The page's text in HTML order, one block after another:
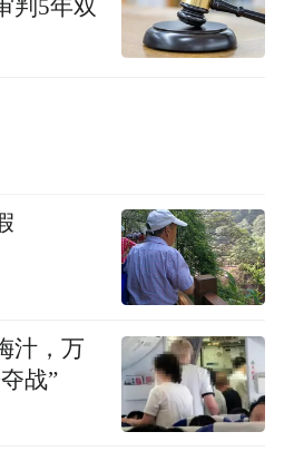
判5年双
汁，万
战”